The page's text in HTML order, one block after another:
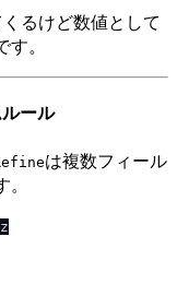
るけど数値として
。
ール
は複数フィール